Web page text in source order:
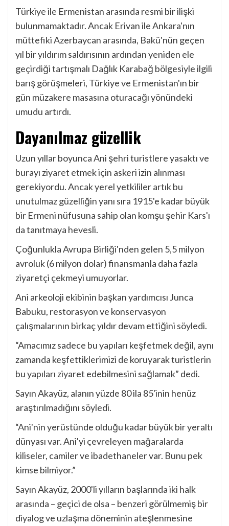
Türkiye ile Ermenistan arasında resmi bir ilişki
bulunmamaktadır. Ancak Erivan ile Ankara'nın
müttefiki Azerbaycan arasında, Bakü'nün geçen
yıl bir yıldırım saldırısının ardından yeniden ele
geçirdiği tartışmalı Dağlık Karabağ bölgesiyle ilgili
barış görüşmeleri, Türkiye ve Ermenistan'ın bir
gün müzakere masasına oturacağı yönündeki
umudu artırdı.
Dayanılmaz güzellik
Uzun yıllar boyunca Ani şehri turistlere yasaktı ve
burayı ziyaret etmek için askeri izin alınması
gerekiyordu. Ancak yerel yetkililer artık bu
unutulmaz güzelliğin yanı sıra 1915'e kadar büyük
bir Ermeni nüfusuna sahip olan komşu şehir Kars'ı
da tanıtmaya hevesli.
Çoğunlukla Avrupa Birliği'nden gelen 5,5 milyon
avroluk (6 milyon dolar) finansmanla daha fazla
ziyaretçi çekmeyi umuyorlar.
Ani arkeoloji ekibinin başkan yardımcısı Junca
Babuku, restorasyon ve konservasyon
çalışmalarının birkaç yıldır devam ettiğini söyledi.
“Amacımız sadece bu yapıları keşfetmek değil, aynı
zamanda keşfettiklerimizi de koruyarak turistlerin
bu yapıları ziyaret edebilmesini sağlamak” dedi.
Sayın Akayüz, alanın yüzde 80 ila 85'inin henüz
araştırılmadığını söyledi.
“Ani'nin yerüstünde olduğu kadar büyük bir yeraltı
dünyası var. Ani'yi çevreleyen mağaralarda
kiliseler, camiler ve ibadethaneler var. Bunu pek
kimse bilmiyor.”
Sayın Akayüz, 2000'li yılların başlarında iki halk
arasında – geçici de olsa – benzeri görülmemiş bir
diyalog ve uzlaşma döneminin ateşlenmesine